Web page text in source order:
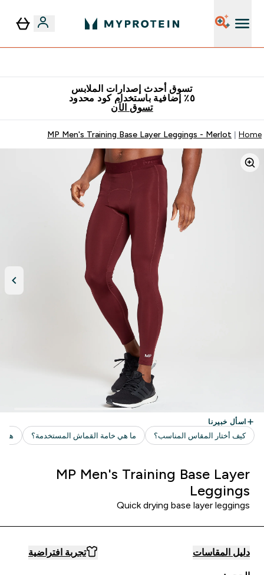
تسوق أحدث إصدارات الملابس
٥٪ إضافية باستخدام كود محدود
تسوق الآن
Home
MP Men's Training Base Layer Leggings - Merlot
MP Men's Training Base Layer
Leggings
Quick drying base layer leggings
دليل المقاسات تجربة افتراضية